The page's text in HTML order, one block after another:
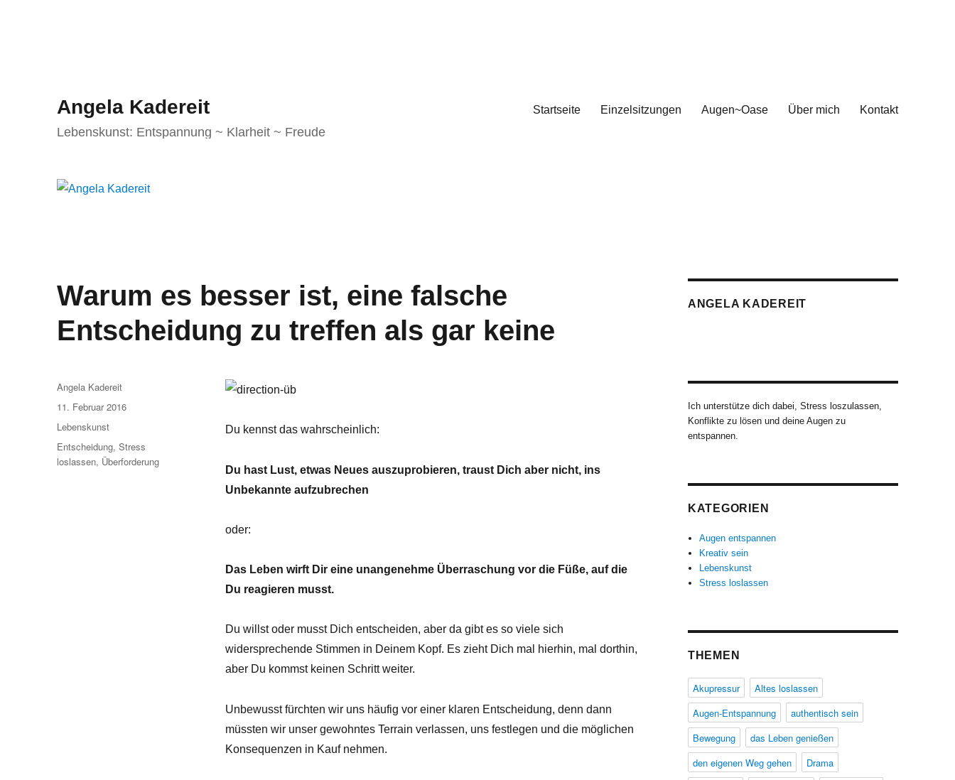
Angela Kadereit
Lebenskunst: Entspannung ~ Klarheit ~ Freude
Startseite Einzelsitzungen Augen~Oase Über mich Kontakt
Warum es besser ist, eine falsche
Entscheidung zu treffen als gar keine
Du kennst das wahrscheinlich:
Du hast Lust, etwas Neues auszuprobieren, traust Dich aber nicht, ins
Unbekannte aufzubrechen
oder:
Das Leben wirft Dir eine unangenehme Überraschung vor die Füße, auf die
Du reagieren musst.
Du willst oder musst Dich entscheiden, aber da gibt es so viele sich
widersprechende Stimmen in Deinem Kopf. Es zieht Dich mal hierhin, mal dorthin,
aber Du kommst keinen Schritt weiter.
Unbewusst fürchten wir uns häufig vor einer klaren Entscheidung, denn dann
müssten wir unser gewohntes Terrain verlassen, uns festlegen und die möglichen
Konsequenzen in Kauf nehmen.
Autor
Angela Kadereit
Veröffentlicht
am
11. Februar 2016
Kategorien
Lebenskunst
Schlagwörter
Entscheidung,Stress
loslassen, Überforderung
ANGELA KADEREIT
Ich unterstütze dich dabei, Stress loszulassen,
Konflikte zu lösen und deine Augen zu
entspannen.
KATEGORIEN
Augen entspannen
Kreativ sein
Lebenskunst
Stress loslassen
THEMEN
Akupressur
Altes loslassen
Augen-Entspannung
authentisch sein
Bewegung
das Leben genießen
den eigenen Weg gehen
Drama